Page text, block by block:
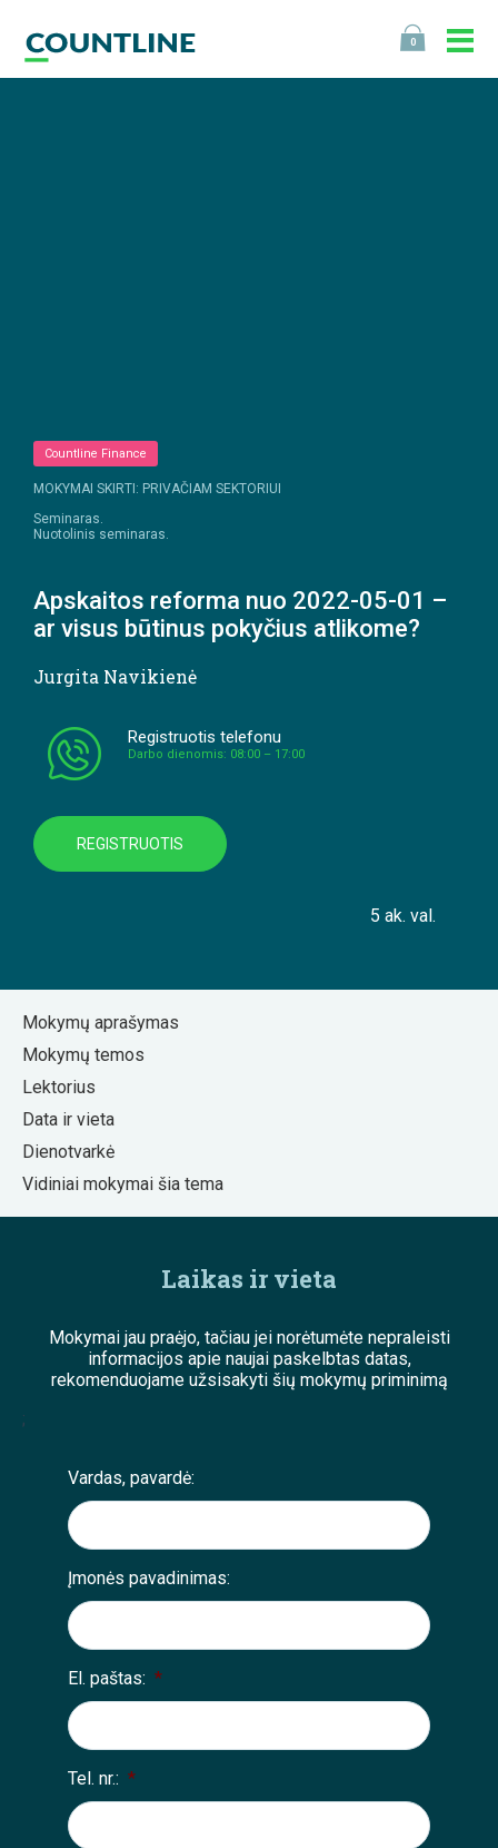
0
Countline Finance
MOKYMAI SKIRTI: PRIVAČIAM SEKTORIUI
Seminaras.
Nuotolinis seminaras.
Apskaitos reforma nuo 2022-05-01 –
ar visus būtinus pokyčius atlikome?
Jurgita Navikienė
Registruotis telefonu
Darbo dienomis: 08:00 – 17:00
REGISTRUOTIS
5 ak. val.
Mokymų aprašymas
Mokymų temos
Lektorius
Data ir vieta
Dienotvarkė
Vidiniai mokymai šia tema
Laikas ir vieta
Mokymai jau praėjo, tačiau jei norėtumėte nepraleisti
informacijos apie naujai paskelbtas datas,
rekomenduojame užsisakyti šių mokymų priminimą
;
Vardas, pavardė:
Įmonės pavadinimas:
El. paštas: *
Tel. nr.: *